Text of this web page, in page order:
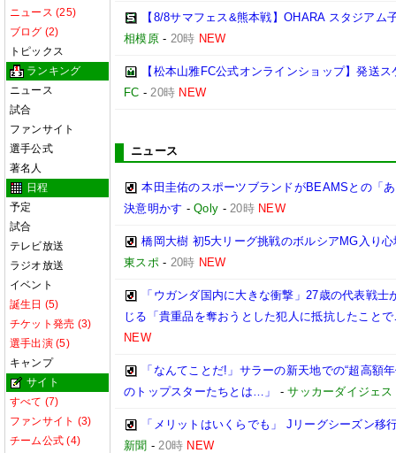
ニュース (25)
ブログ (2)
トピックス
ランキング
ニュース
試合
ファンサイト
選手公式
著名人
日程
予定
試合
テレビ放送
ラジオ放送
イベント
誕生日 (5)
チケット発売 (3)
選手出演 (5)
キャンプ
サイト
すべて (7)
ファンサイト (3)
チーム公式 (4)
【8/8サマフェス&熊本戦】OHARA スタジア
相模原- 20時 NEW
【松本山雅FC公式オンラインショップ】発送
FC -20時 NEW
ニュース
本田圭佑のスポーツブランドがBEAMSとの「
決意明かす -Qoly -20時 NEW
橋岡大樹 初5大リーグ挑戦のボルシアMG入り
東スポ- 20時 NEW
「ウガンダ国内に大きな衝撃」27歳の代表戦
じる「貴重品を奪おうとした犯人に抵抗したこと
NEW
「なんてことだ!」サラーの新天地での“超高額
のトップスターたちとは…」
-サッカーダイジェ
「メリットはいくらでも」 Jリーグシーズン移
新聞 -20時 NEW